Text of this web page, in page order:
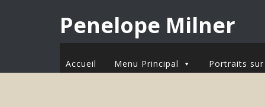
Penelope Milner
Accueil Menu Principal Portraits